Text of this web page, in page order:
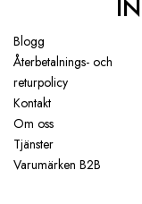
Blogg
Återbetalnings- och
returpolicy
Kontakt
Om oss
Tjänster
Varumärken B2B